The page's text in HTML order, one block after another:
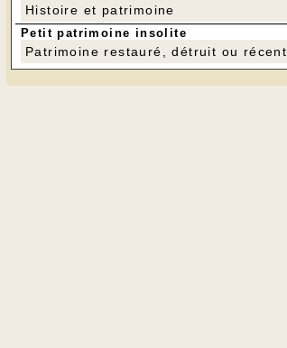
Histoire et patrimoine
Petit patrimoine insolite
Patrimoine restauré, détruit ou récent